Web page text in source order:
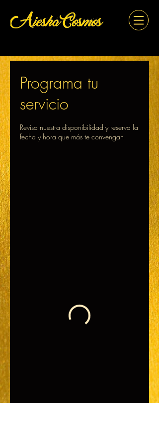
Programa tu
servicio
Revisa nuestra disponibilidad y reserva la
fecha y hora que más te convengan